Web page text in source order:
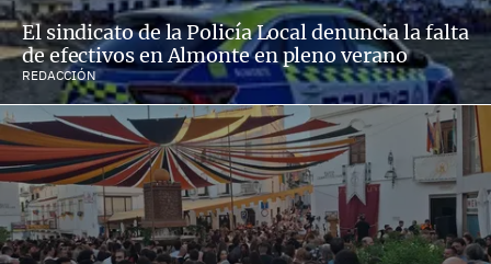
El sindicato de la Policía Local denuncia la falta
de efectivos en Almonte en pleno verano
REDACCIÓN